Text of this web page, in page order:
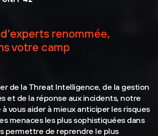
renommée,
votre camp
de la Threat Intelligence, de la gestion
et de la réponse aux incidents, notre
vous aider à mieux anticiper les risques
menaces les plus sophistiquées dans
permettre de reprendre le plus